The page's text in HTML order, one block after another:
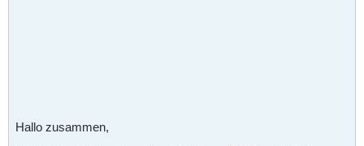
Hallo zusammen,